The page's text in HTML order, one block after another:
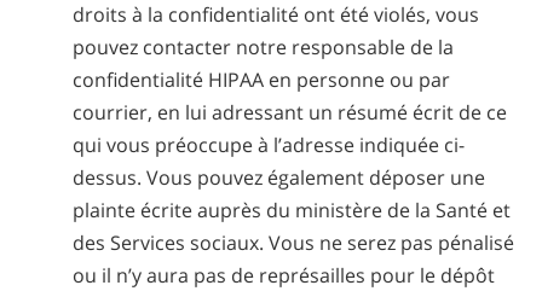
droits à la confidentialité ont été violés, vous
pouvez contacter notre responsable de la
confidentialité HIPAA en personne ou par
courrier, en lui adressant un résumé écrit de ce
qui vous préoccupe à l’adresse indiquée ci-
dessus. Vous pouvez également déposer une
plainte écrite auprès du ministère de la Santé et
des Services sociaux. Vous ne serez pas pénalisé
ou il n’y aura pas de représailles pour le dépôt